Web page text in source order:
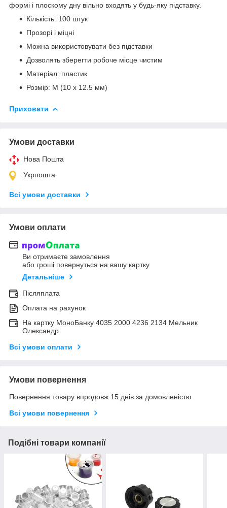
формі і плоскому дну вільно входять у будь-яку підставку.
Кількість: 100 штук
Прозорі і міцні
Можна використовувати без підставки
Дозволять зберегти робоче місце чистим
Матеріал: пластик
Розмір: M (10 х 12.5 мм)
Приховати
Умови доставки
Нова Пошта
Укрпошта
Всі умови доставки
Умови оплати
Ви отримаєте замовлення
або гроші повернуться на вашу картку
Детальніше
Післяплата
Оплата на рахунок
На картку МоноБанку 4035 2000 4236 2134 Мельник
Олександр
Всі умови оплати
Умови повернення
Повернення товару впродовж 15 днів за домовленістю
Всі умови повернення
Подібні товари компанії